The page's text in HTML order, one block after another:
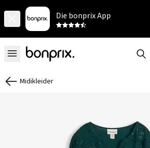
Die bonprix App
Midikleider